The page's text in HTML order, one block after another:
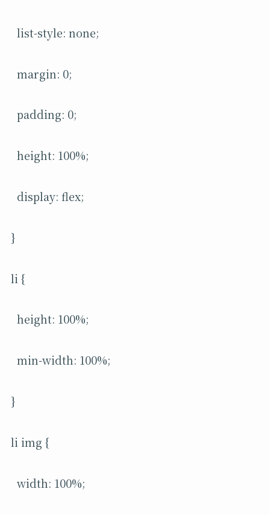
list-style: none;
margin: 0;
padding: 0;
height: 100%;
display: flex;
}
li {
height: 100%;
min-width: 100%;
}
li img {
width: 100%;